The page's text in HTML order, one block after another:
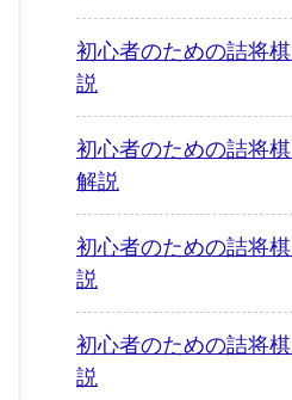
初心者のための詰
説
初心者のための詰将
解説
初心者のための詰
説
初心者のための詰
説